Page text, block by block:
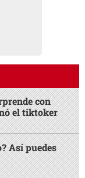
con
el tiktoker
Así puedes